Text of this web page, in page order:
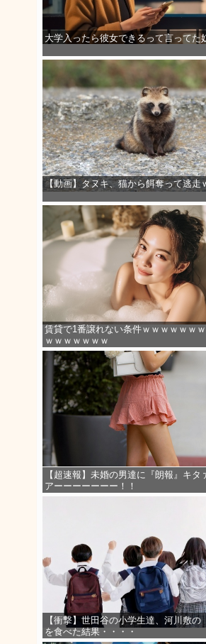
大学入ったら彼女できるって言ってた
【動画】タヌキ、猫から餌奪って逃走
賃貸で1番譲れない条件ｗｗｗｗｗｗ
ｗｗｗｗｗｗｗ
【超速報】未婚の男達に『朗報』キタ
アーーーーーーー！！
【衝撃】世田谷の小学生達、河川敷の
を食べた結果・・・・